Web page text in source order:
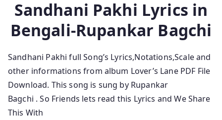
Sandhani Pakhi Lyrics in
Bengali-Rupankar Bagchi
Sandhani Pakhi full Song’s Lyrics,Notations,Scale and
other informations from album Lover’s Lane PDF File
Download. This song is sung by Rupankar
Bagchi . So Friends lets read this Lyrics and We Share
This With